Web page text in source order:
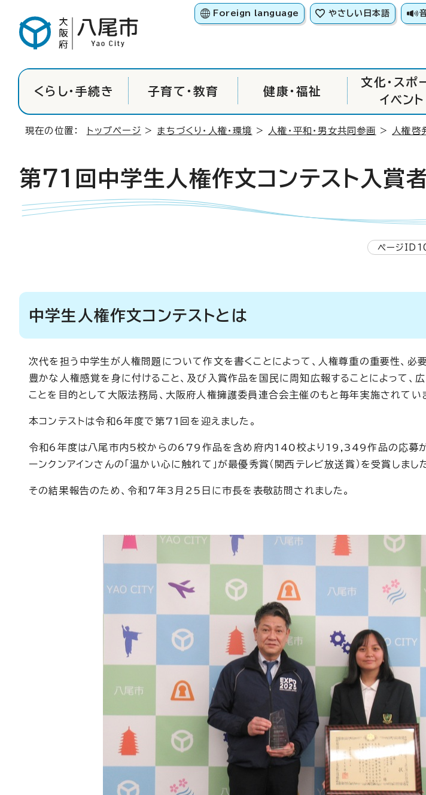
Foreign language やさしい日本語
くらし・手続き 子育て・教育 健康・福祉
文化・スポ
イベント
現在の位置： トップページ > まちづくり・人権・環境 > 人権・平和・男女共同参画 > 人権啓
第71回中学生人権作文コンテスト入賞
ページ
中学生人権作文コンテストとは
次代を担う中学生が人権問題について作文を書くことによって、人権尊重の重要性、必
豊かな人権感覚を身に付けること、及び入賞作品を国民に周知広報することによって、
ことを目的として大阪法務局、大阪府人権擁護委員連合会主催のもと毎年実施されてい
本コンテストは令和6年度で第71回を迎えました。
令和6年度は八尾市内5校からの679作品を含め府内140校より19,349作品の応募
ーンクンアインさんの「温かい心に触れて」が最優秀賞（関西テレビ放送賞）を受賞しまし
その結果報告のため、令和7年3月25日に市長を表敬訪問されました。